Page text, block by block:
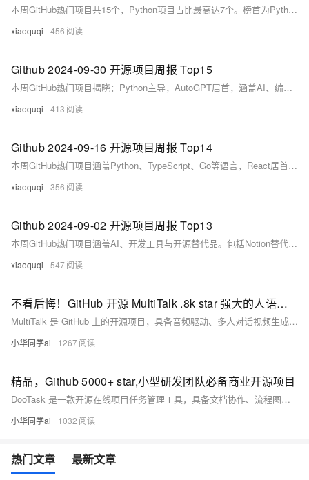
本周GitHub热门项目共15个，Python项目占比最高达7个。榜首为Python算法实现集合TheAlgorithms/Python，Star数超17万；其他亮点包括Godot游戏引擎、OpenBB金融平台、ToolJet低代码框架及新兴AI相关项目如Crawl4AI、Llama Stack等，涵盖游戏、金融、AI、理财等多个领域。
xiaoquqi 456
Github 2024-09-30 开源项目周报 Top15
本周GitHub热门项目揭晓：Python主导，AutoGPT居首，涵盖AI、编程、数学动画等领域，助力开发者探索前沿技术。
xiaoquqi 413
Github 2024-09-16 开源项目周报 Top14
本周GitHub热门项目涵盖Python、TypeScript、Go等语言，React居首。亮点包括微软PowerToys、Node版本管理器、AI证件照工具HivisionIDPhotos及端侧大模型MiniCPM等。
xiaoquqi 356
Github 2024-09-02 开源项目周报 Top13
本周GitHub热门项目涵盖AI、开发工具与开源替代品。包括Notion替代AppFlowy、Airtable替代NocoDB、云平台Coolify及可观察性平台OpenObserve等，涉及Python、TypeScript、Rust等语言，聚焦效率、隐私与自动化。
xiaoquqi 547
不看后悔！GitHub 开源 MultiTalk .8k star 强大的人语音＋图像绑定项目
MultiTalk 是 GitHub 上的开源项目，具备音频驱动、多人对话视频生成功能。支持多路音频与图像绑定，实现高同步唇动与角色互动，适用于教学、虚拟人及短视频创作，已获 8k 星标。
小华同学ai 1267
精品，Github 5000+ star,小型研发团队必备商业开源项目
DooTask 是一款开源在线项目任务管理工具，具备文档协作、流程图、任务分发、IM沟通等功能，支持私有部署与数据加密，已在 GitHub 获得 5000+ 星标，适合中小团队提升协作效率。
小华同学ai 1032
热门文章 最新文章